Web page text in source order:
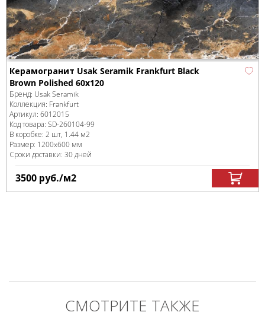
Керамогранит Usak Seramik Frankfurt Black
Brown Polished 60x120
Бренд: Usak Seramik
Коллекция: Frankfurt
Артикул: 6012015
Код товара: SD-260104-99
В коробке: 2 шт, 1.44 м2
Размер: 1200x600 мм
Сроки доставки: 30 дней
3500 руб./м2
СМОТРИТЕ ТАКЖЕ